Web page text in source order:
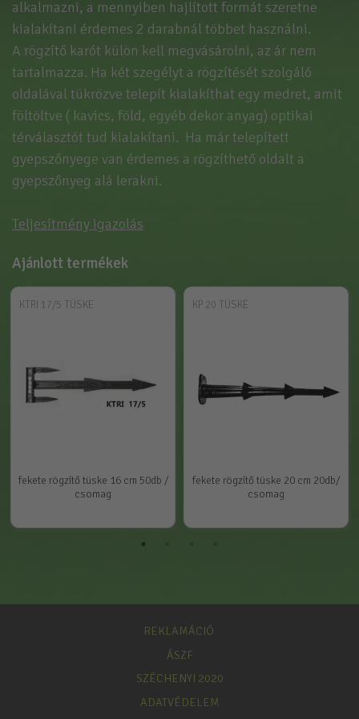
alkalmazni, a mennyiben hajlított formát szeretne
kialakítani érdemes 2 darabnál többet használni.
A rögzítő karót külön kell megvásárolni, az ár nem
tartalmazza. Ha két szegélyt a rögzítését szolgáló
oldalával tükrözve telepít kialakíthat egy medret, amit
föltöltve ( kavics, föld, egyéb dekor anyag) optikai
térválasztót tud kialakítani. Ha már telepített
gyepszőnyege van érdemes a rögzíthető oldalt a
gyepszőnyeg alá lerakni.
Teljesítmény igazolás
Ajánlott termékek
KTRI 17/5 TÜSKE
fekete rögzítő tüske 16 cm 50db /
csomag
KP 20 TÜSKE
fekete rögzítő tüske 20 cm 20db/
csomag
REKLAMÁCIÓ
ÁSZF
SZÉCHENYI 2020
ADATVÉDELEM